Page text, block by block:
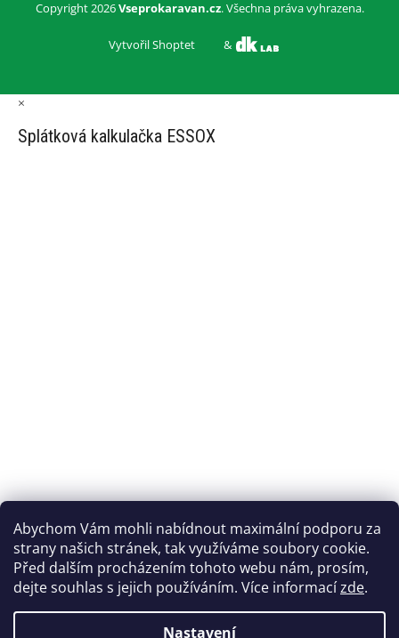
Abychom Vám mohli nabídnout maximální podporu za
strany našich stránek, tak využíváme soubory cookie.
Před dalším procházením tohoto webu nám, prosím,
dejte souhlas s jejich používáním. Více informacízde.
Nastavení
Vytvořil Shoptet &
Copyright 2026Vseprokaravan.cz. Všechna práva vyhrazena.
×
Splátková kalkulačka ESSOX